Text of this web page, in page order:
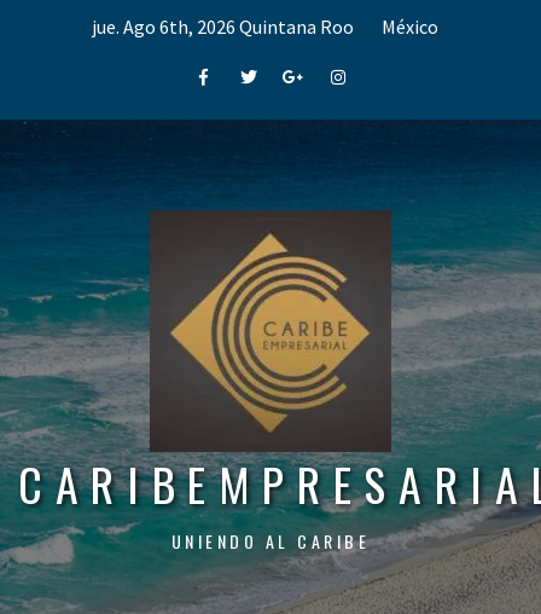
jue. Ago 6th, 2026 Quintana Roo México
FacebookTwitterGoogle+Instagram
UNIENDO AL CARIBE